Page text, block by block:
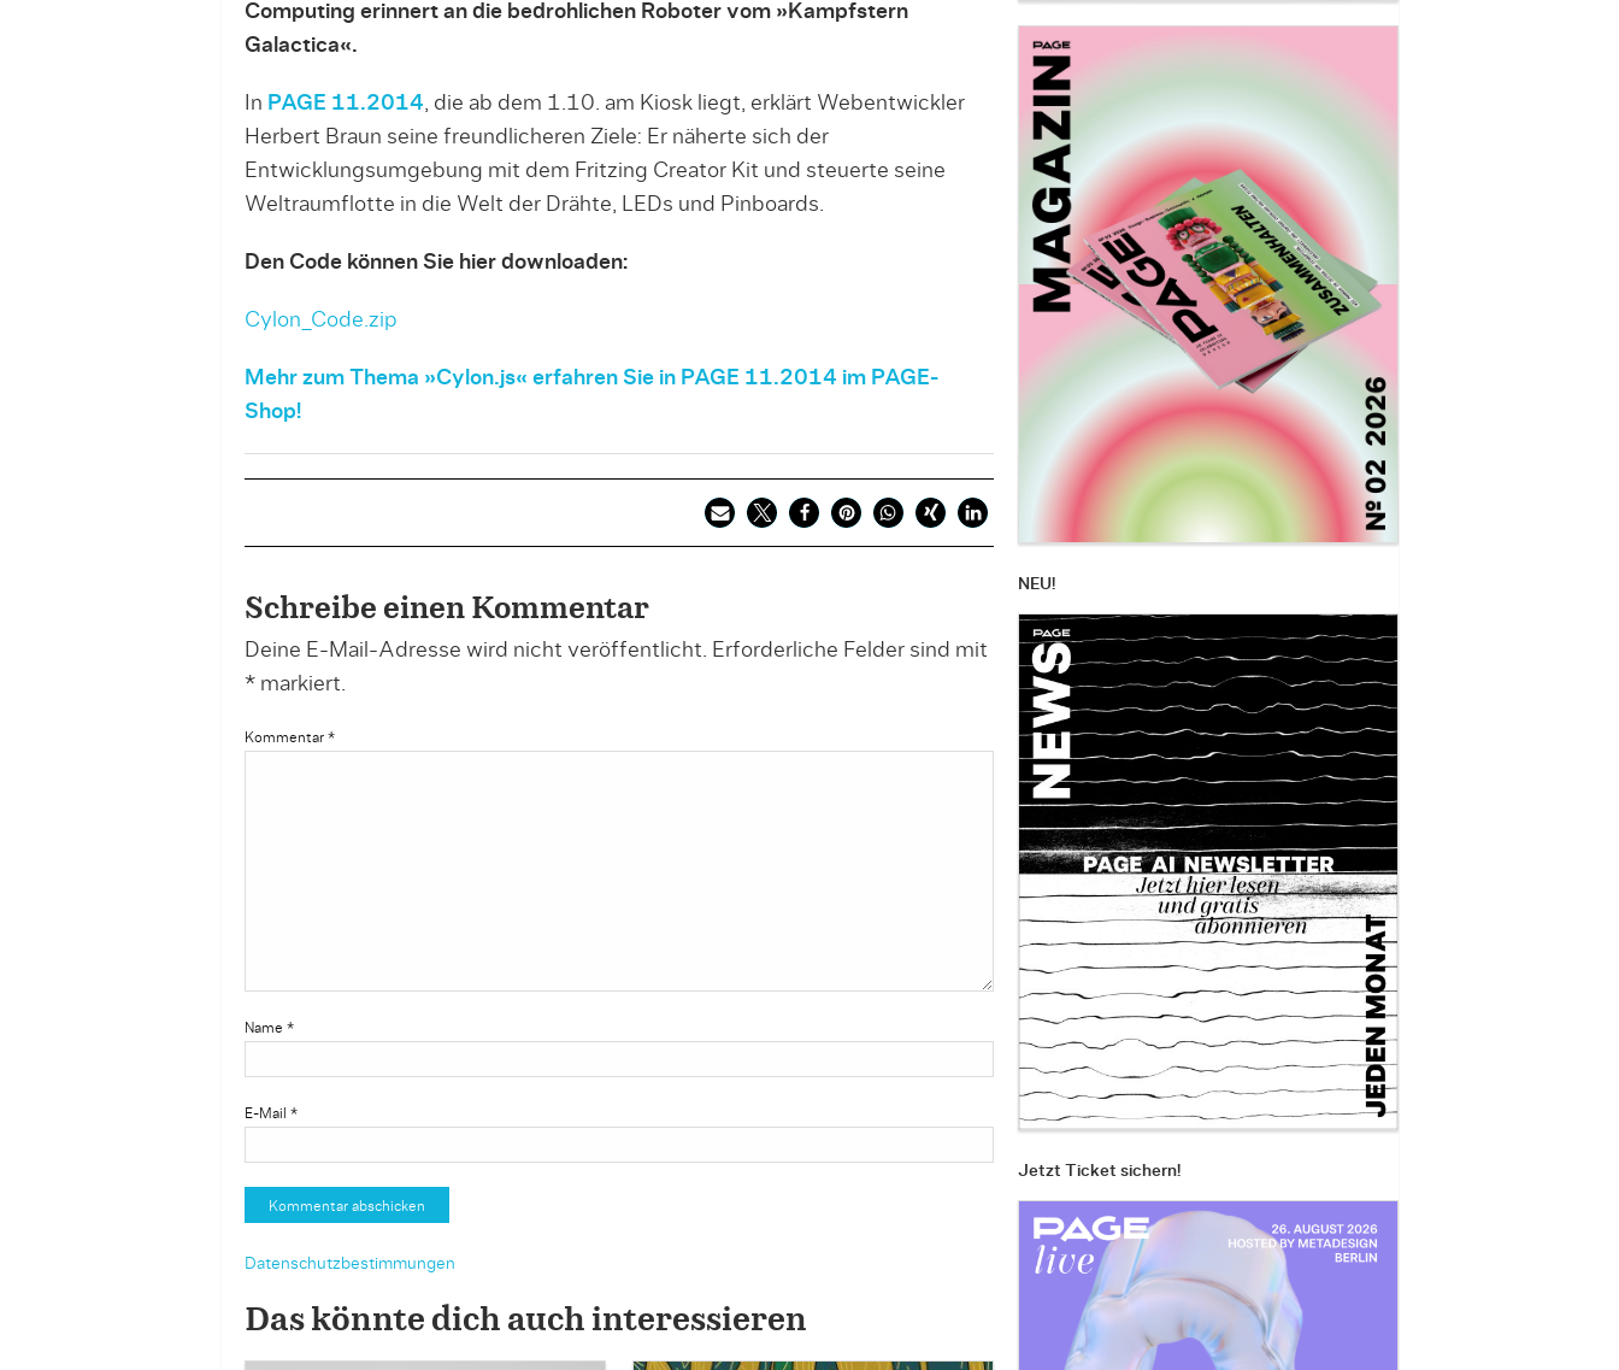
Computing erinnert an die bedrohlichen Roboter vom »Kampfstern
Galactica«.
In PAGE 11.2014, die ab dem 1.10. am Kiosk liegt, erklärt Webentwickler
Herbert Braun seine freundlicheren Ziele: Er näherte sich der
Entwicklungsumgebung mit dem Fritzing Creator Kit und steuerte seine
Weltraumflotte in die Welt der Drähte, LEDs und Pinboards.
Den Code können Sie hier downloaden:
Cylon_Code.zip
Mehr zum Thema »Cylon.js« erfahren Sie in PAGE 11.2014 im PAGE-
Shop!
Schreibe einen Kommentar
Deine E-Mail-Adresse wird nicht veröffentlicht. Erforderliche Felder sind mit
*markiert.
Kommentar *
Name *
E-Mail *
Datenschutzbestimmungen
Das könnte dich auch interessieren
NEU!
Jetzt Ticket sichern!